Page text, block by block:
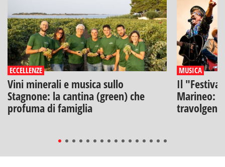
ECCELLENZE
Vini minerali e musica sullo
Stagnone: la cantina (green) che
profuma di famiglia
MUSICA
Il
Marineo: